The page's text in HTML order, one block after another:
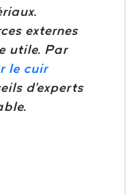
externes
utile. Par
le cuir
d'experts